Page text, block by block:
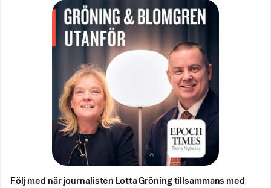
Följ med när journalisten Lotta Gröning tillsammans med